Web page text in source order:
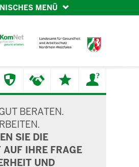
MENÜ
BERATEN.
SIE DIE
IHRE FRAGE
UND